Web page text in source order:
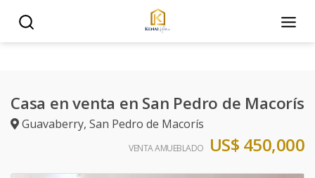
Casa en venta en San Pedro de Macorís
Guavaberry, San Pedro de Macorís
VENTA AMUEBLADO US$ 450,000